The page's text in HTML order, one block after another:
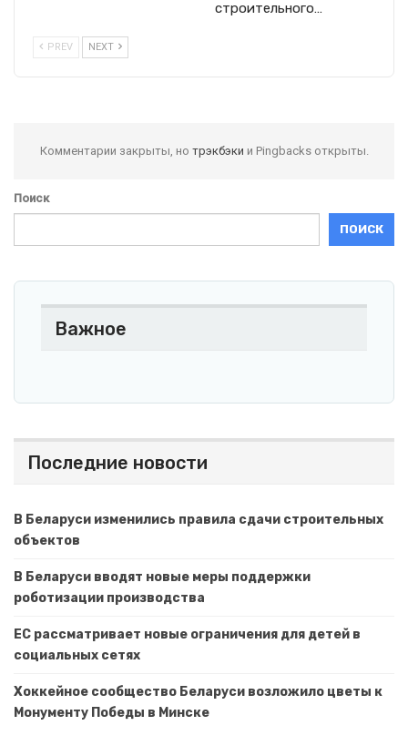
строительного…
PREV NEXT
Комментарии закрыты, но трэкбэки и Pingbacks открыты.
Поиск
ПОИСК
Важное
Последние новости
В Беларуси изменились правила сдачи строительных
объектов
В Беларуси вводят новые меры поддержки
роботизации производства
ЕС рассматривает новые ограничения для детей в
социальных сетях
Хоккейное сообщество Беларуси возложило цветы к
Монументу Победы в Минске